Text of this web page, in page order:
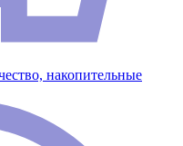
накопительные